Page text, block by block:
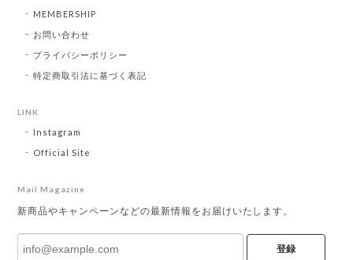
MEMBERSHIP
お問い合わせ
プライバシーポリシー
特定商取引法に基づく表記
LINK
Instagram
Official Site
Mail Magazine
新商品やキャンペーンなどの最新情報をお届けいたします。
登録